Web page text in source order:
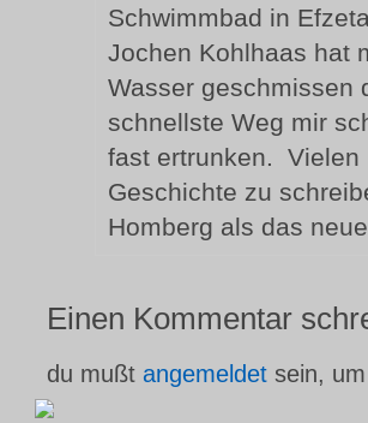
Schwimmbad in
Jochen Kohlhaas hat
Wasser geschmissen
schnellste Weg mir
fast ertrunken. Vielen
Geschichte zu
Homberg als das
Einen Kommentar
du mußt angemeldet sein,